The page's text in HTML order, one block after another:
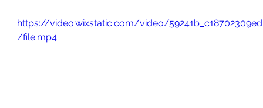
https://video.wixstatic.com/video/
/file.mp4